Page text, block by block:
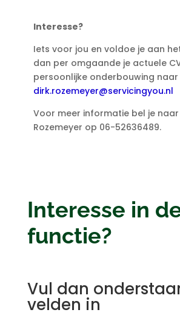
Interesse?
Iets voor jou en voldoe je aan
dan per omgaande je actuele
persoonlijke onderbouwing naar
dirk.rozemeyer@servicingyou.nl
Voor meer informatie bel je naar
Rozemeyer op 06-52636489.
Interesse in
functie?
Vul dan
velden in